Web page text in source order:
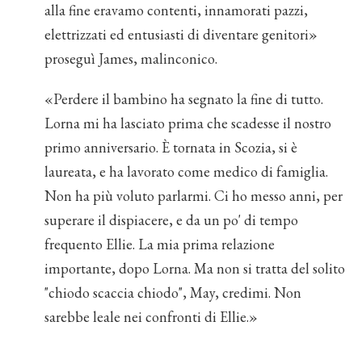
alla fine eravamo contenti, innamorati pazzi,
elettrizzati ed entusiasti di diventare genitori»
proseguì James, malinconico.
«Perdere il bambino ha segnato la fine di tutto.
Lorna mi ha lasciato prima che scadesse il nostro
primo anniversario. È tornata in Scozia, si è
laureata, e ha lavorato come medico di famiglia.
Non ha più voluto parlarmi. Ci ho messo anni, per
superare il dispiacere, e da un po' di tempo
frequento Ellie. La mia prima relazione
importante, dopo Lorna. Ma non si tratta del solito
"chiodo scaccia chiodo", May, credimi. Non
sarebbe leale nei confronti di Ellie.»